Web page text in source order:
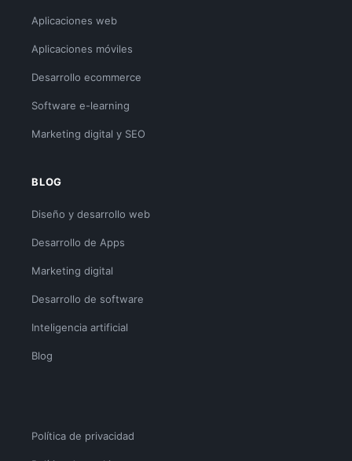
Aplicaciones web
Aplicaciones móviles
Desarrollo ecommerce
Software e-learning
Marketing digital y SEO
BLOG
Diseño y desarrollo web
Desarrollo de Apps
Marketing digital
Desarrollo de software
Inteligencia artificial
Blog
Política de privacidad